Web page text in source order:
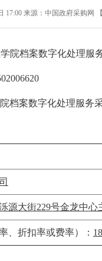
17:00来源： 中国政府采购网 【
院档案数字化处理服
档案数字化处理服务
源大街229号金龙中心
、折扣率或费率）：